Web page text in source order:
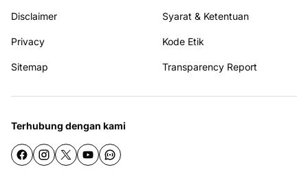
Disclaimer Syarat & Ketentuan
Privacy Kode Etik
Sitemap Transparency Report
Terhubung dengan kami